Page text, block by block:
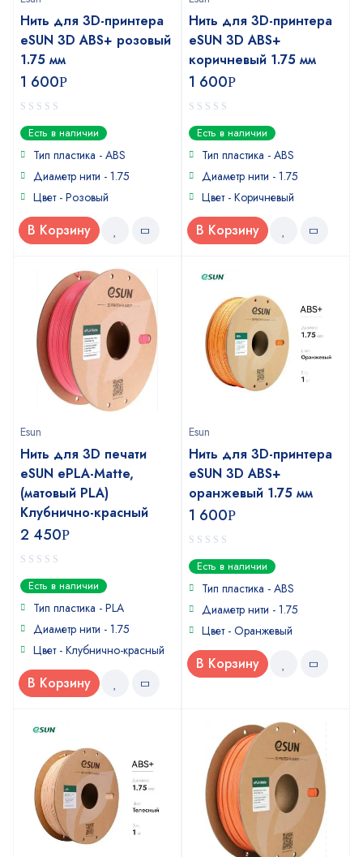
Нить для 3D-принтера
eSUN 3D ABS+ розовый
1.75 мм
1 600Р
0
out
of
Есть в наличии
Тип пластика - ABS
Диаметр нити - 1.75
Цвет - Розовый
В Корзину
Нить для 3D-принтера
eSUN 3D ABS+
коричневый 1.75 мм
1 600Р
0
out
of
Есть в наличии
Тип пластика - ABS
Диаметр нити - 1.75
Цвет - Коричневый
В Корзину
Esun
Нить для 3D печати
eSUN ePLA-Matte,
(матовый PLA)
Клубнично-красный
2 450Р
0
out
of
Есть в наличии
Тип пластика - PLA
Диаметр нити - 1.75
Цвет - Клубнично-красный
В Корзину
Esun
Нить для 3D-принтера
eSUN 3D ABS+
оранжевый 1.75 мм
1 600Р
0
out
of
Есть в наличии
Тип пластика - ABS
Диаметр нити - 1.75
Цвет - Оранжевый
В Корзину